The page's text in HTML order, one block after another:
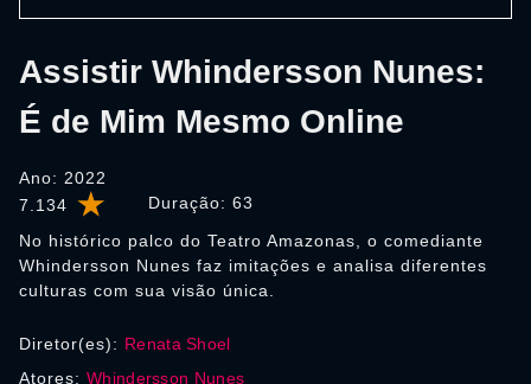
7.134 Duração: 63
Assistir Whindersson Nunes:
É de Mim Mesmo Online
Ano: 2022
No histórico palco do Teatro Amazonas, o comediante
Whindersson Nunes faz imitações e analisa diferentes
culturas com sua visão única.
Diretor(es): Renata Shoel
Atores: Whindersson Nunes